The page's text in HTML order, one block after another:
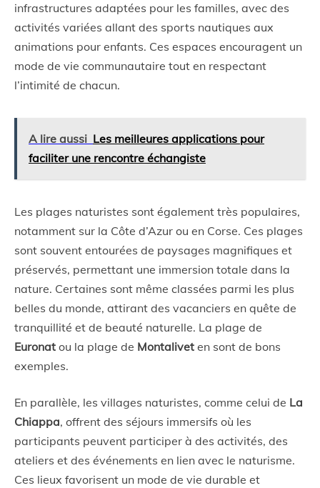
infrastructures adaptées pour les familles, avec des
activités variées allant des sports nautiques aux
animations pour enfants. Ces espaces encouragent un
mode de vie communautaire tout en respectant
l’intimité de chacun.
A lire aussi Les meilleures applications pour
faciliter une rencontre échangiste
Les plages naturistes sont également très populaires,
notamment sur la Côte d’Azur ou en Corse. Ces plages
sont souvent entourées de paysages magnifiques et
préservés, permettant une immersion totale dans la
nature. Certaines sont même classées parmi les plus
belles du monde, attirant des vacanciers en quête de
tranquillité et de beauté naturelle. La plage de
Euronat ou la plage de Montalivet en sont de bons
exemples.
En parallèle, les villages naturistes, comme celui de La
Chiappa, offrent des séjours immersifs où les
participants peuvent participer à des activités, des
ateliers et des événements en lien avec le naturisme.
Ces lieux favorisent un mode de vie durable et